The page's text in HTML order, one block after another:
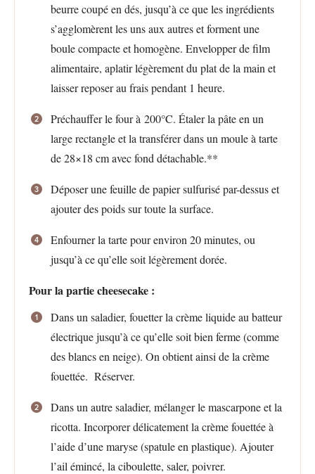
beurre coupé en dés, jusqu’à ce que les ingrédients
s’agglomèrent les uns aux autres et forment une
boule compacte et homogène. Envelopper de film
alimentaire, aplatir légèrement du plat de la main et
laisser reposer au frais pendant 1 heure.
Préchauffer le four à 200°C. Étaler la pâte en un
large rectangle et la transférer dans un moule à tarte
de 28×18 cm avec fond détachable.**
Déposer une feuille de papier sulfurisé par-dessus et
ajouter des poids sur toute la surface.
Enfourner la tarte pour environ 20 minutes, ou
jusqu’à ce qu’elle soit légèrement dorée.
Pour la partie cheesecake :
Dans un saladier, fouetter la crème liquide au batteur
électrique jusqu’à ce qu’elle soit bien ferme (comme
des blancs en neige). On obtient ainsi de la crème
fouettée. Réserver.
Dans un autre saladier, mélanger le mascarpone et la
ricotta. Incorporer délicatement la crème fouettée à
l’aide d’une maryse (spatule en plastique). Ajouter
l’ail émincé, la ciboulette, saler, poivrer.